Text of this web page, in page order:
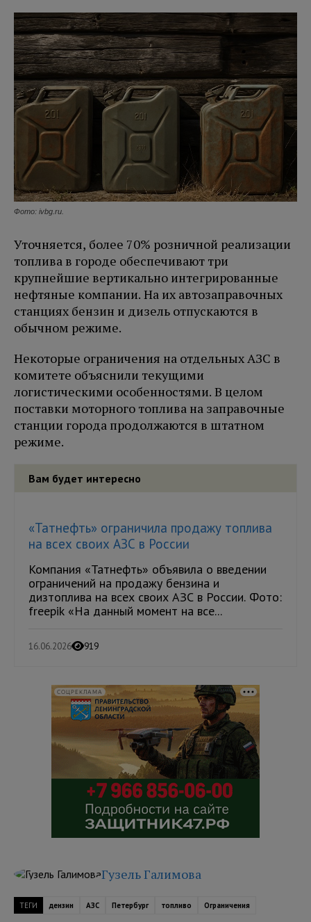
Фото: ivbg.ru.
Уточняется, более 70% розничной реализации
топлива в городе обеспечивают три
крупнейшие вертикально интегрированные
нефтяные компании. На их автозаправочных
станциях бензин и дизель отпускаются в
обычном режиме.
Некоторые ограничения на отдельных АЗС в
комитете объяснили текущими
логистическими особенностями. В целом
поставки моторного топлива на заправочные
станции города продолжаются в штатном
режиме.
Вам будет интересно
«Татнефть» ограничила продажу топлива
на всех своих АЗС в России
Компания «Татнефть» объявила о введении
ограничений на продажу бензина и
дизтоплива на всех своих АЗС в России. Фото:
freepik «На данный момент на все...
16.06.2026 919
СОЦРЕКЛАМА
Гузель Галимова
ТЕГИ дензин АЗС Петербург топливо Ограничения